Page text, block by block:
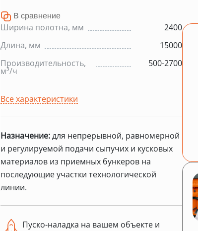
В сравнение
Ширина полотна, мм
2400
Длина, мм
15000
Производительность,
м³/ч
500-2700
Все характеристики
Назначение:для непрерывной, равномерной
и регулируемой подачи сыпучих и кусковых
материалов из приемных бункеров на
последующие участки технологической
линии.
Пуско-наладка на вашем объекте и